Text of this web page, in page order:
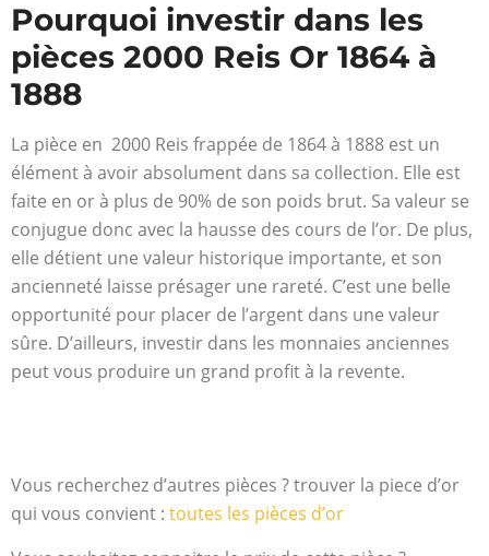
Pourquoi investir dans les
pièces 2000 Reis Or 1864 à
1888
La pièce en 2000 Reis frappée de 1864 à 1888 est un
élément à avoir absolument dans sa collection. Elle est
faite en or à plus de 90% de son poids brut. Sa valeur se
conjugue donc avec la hausse des cours de l’or. De plus,
elle détient une valeur historique importante, et son
ancienneté laisse présager une rareté. C’est une belle
opportunité pour placer de l’argent dans une valeur
sûre. D’ailleurs, investir dans les monnaies anciennes
peut vous produire un grand profit à la revente.
Vous recherchez d’autres pièces ? trouver la piece d’or
qui vous convient : toutes les pièces d’or